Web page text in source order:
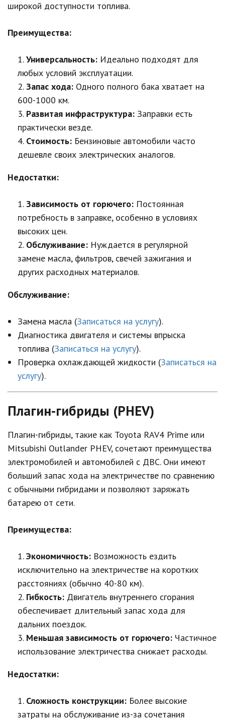
широкой доступности топлива.
Преимущества:
Универсальность: Идеально подходят для
любых условий эксплуатации.
Запас хода: Одного полного бака хватает на
600-1000 км.
Развитая инфраструктура: Заправки есть
практически везде.
Стоимость: Бензиновые автомобили часто
дешевле своих электрических аналогов.
Недостатки:
Зависимость от горючего: Постоянная
потребность в заправке, особенно в условиях
высоких цен.
Обслуживание: Нуждается в регулярной
замене масла, фильтров, свечей зажигания и
других расходных материалов.
Обслуживание:
Замена масла (Записаться на услугу).
Диагностика двигателя и системы впрыска
топлива (Записаться на услугу).
Проверка охлаждающей жидкости (Записаться на
услугу).
Плагин-гибриды (PHEV)
Плагин-гибриды, такие как Toyota RAV4 Prime или
Mitsubishi Outlander PHEV, сочетают преимущества
электромобилей и автомобилей с ДВС. Они имеют
больший запас хода на электричестве по сравнению
с обычными гибридами и позволяют заряжать
батарею от сети.
Преимущества:
Экономичность: Возможность ездить
исключительно на электричестве на коротких
расстояниях (обычно 40-80 км).
Гибкость: Двигатель внутреннего сгорания
обеспечивает длительный запас хода для
дальних поездок.
Меньшая зависимость от горючего: Частичное
использование электричества снижает расходы.
Недостатки:
Сложность конструкции: Более высокие
затраты на обслуживание из-за сочетания